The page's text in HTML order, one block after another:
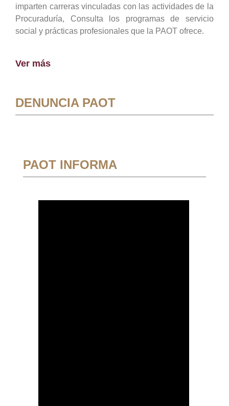
imparten carreras vinculadas con las actividades de la
Procuraduría, Consulta los programas de servicio
social y prácticas profesionales que la PAOT ofrece.
Ver más
DENUNCIA PAOT
PAOT INFORMA